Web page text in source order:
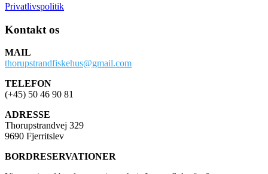
Privatlivspolitik
Kontakt os
MAIL
thorupstrandfiskehus@gmail.com
TELEFON
(+45) 50 46 90 81
ADRESSE
Thorupstrandvej 329
9690 Fjerritslev
BORDRESERVATIONER